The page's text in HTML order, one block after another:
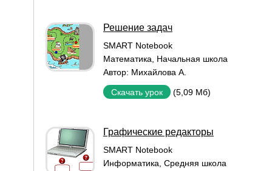
Решение задач
SMART Notebook
Математика
Начальная школа
Автор: Михайлова А.
Скачать урок (5,09 Мб)
Графические редакторы
SMART Notebook
Информатика Средняя школа